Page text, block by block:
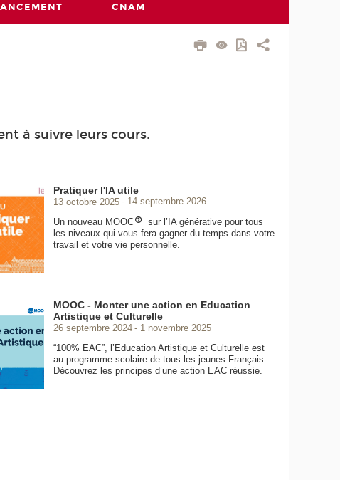
CNAM
à suivre leurs cours.
Pratiquer l'IA utile
13 octobre 2025
14 septembre 2026
Un nouveau MOOC
sur l’IA générative pour tous
les niveaux qui vous fera gagner du temps dans votre
travail et votre vie personnelle.
MOOC - Monter une action en Education
Artistique et Culturelle
26 septembre 2024
1 novembre 2025
“100% EAC”, l’Education Artistique et Culturelle est
au programme scolaire de tous les jeunes Français.
Découvrez les principes d’une action EAC réussie.